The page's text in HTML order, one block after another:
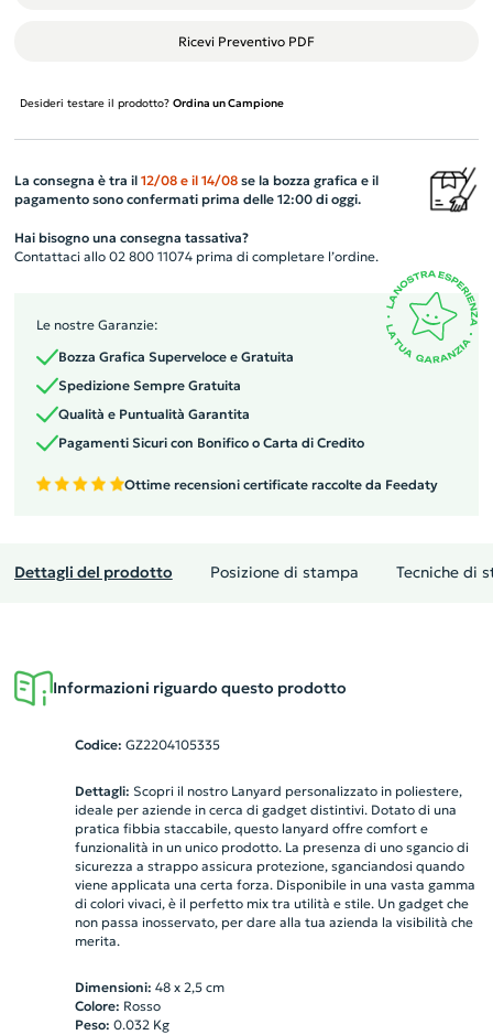
Ricevi Preventivo PDF
Desideri testare il prodotto? Ordina un Campione
La consegna è tra il 12/08 e il 14/08se la bozza grafica e il
pagamento sono confermati prima delle 12:00 di oggi.
Hai bisogno una consegna tassativa?
Contattaci allo 02 800 11074 prima di completare l’ordine.
Le nostre Garanzie:
Bozza Grafica Superveloce e Gratuita
Spedizione Sempre Gratuita
Qualità e Puntualità Garantita
Pagamenti Sicuri con Bonifico o Carta di Credito
Ottime recensioni certificate raccolte da Feedaty
Dettagli del prodotto Posizione di stampa Tecniche di
Informazioni riguardo questo prodotto
Codice: GZ2204105335
Dettagli: Scopri il nostro Lanyard personalizzato in poliestere,
ideale per aziende in cerca di gadget distintivi. Dotato di una
pratica fibbia staccabile, questo lanyard offre comfort e
funzionalità in un unico prodotto. La presenza di uno sgancio di
sicurezza a strappo assicura protezione, sganciandosi quando
viene applicata una certa forza. Disponibile in una vasta gamma
di colori vivaci, è il perfetto mix tra utilità e stile. Un gadget che
non passa inosservato, per dare alla tua azienda la visibilità che
merita.
Dimensioni: 48 x 2,5 cm
Colore: Rosso
Peso: 0.032Kg